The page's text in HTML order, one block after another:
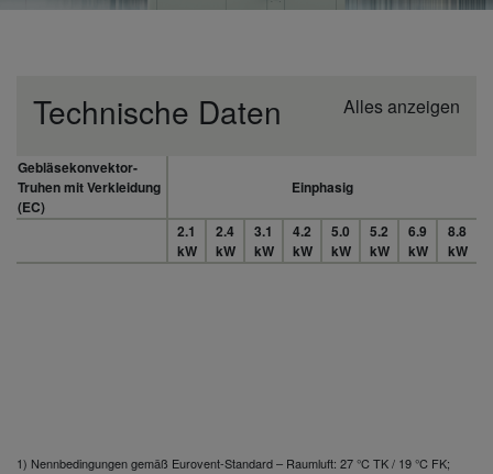
Technische Daten Alles anzeigen
Gebläsekonvektor-
Truhen mit Verkleidung
(EC)
Einphasig
2.1
kW
2.4
kW
3.1
kW
4.2
kW
5.0
kW
5.2
kW
6.9
kW
8.8
kW
1) Nennbedingungen gemäß Eurovent-Standard – Raumluft: 27 °C TK / 19 °C FK;